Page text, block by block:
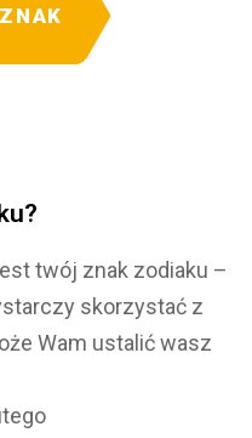
twój znak zodiaku –
skorzystać z
Wam ustalić wasz